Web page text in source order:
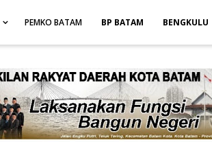
PEMKO BATAM BP BATAM BENGKULU